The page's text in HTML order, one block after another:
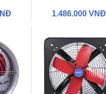
1.486.000 VNĐ